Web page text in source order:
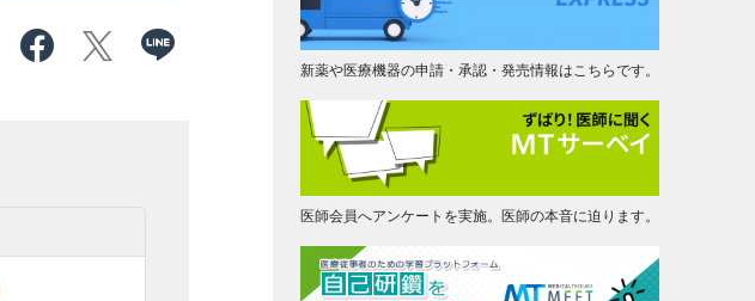
新薬や医療機器の申請・承認・発売情報はこちらです。
医師会員へアンケートを実施。医師の本音に迫ります。